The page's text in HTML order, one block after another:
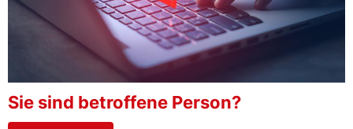
Sie sind betroffene Person?